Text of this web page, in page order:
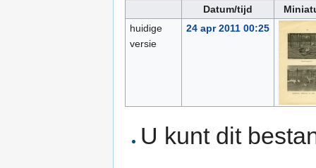
Datum/tijd
huidige
versie
24 apr 2011 00:25
U kunt dit